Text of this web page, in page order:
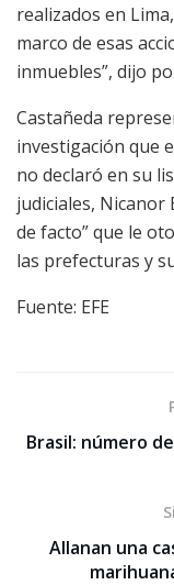
realizados en
marco de esas
inmuebles”, dijo
Castañeda
investigación que
no declaró en su
judiciales, Nicanor
de facto” que le
las prefecturas y
Fuente: EFE
Brasil: número
Allanan una